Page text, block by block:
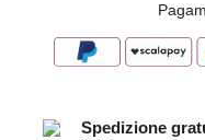
Spedizione